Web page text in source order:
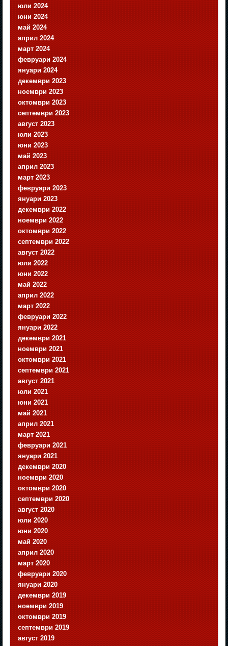
юли 2024
юни 2024
май 2024
април 2024
март 2024
февруари 2024
януари 2024
декември 2023
ноември 2023
октомври 2023
септември 2023
август 2023
юли 2023
юни 2023
май 2023
април 2023
март 2023
февруари 2023
януари 2023
декември 2022
ноември 2022
октомври 2022
септември 2022
август 2022
юли 2022
юни 2022
май 2022
април 2022
март 2022
февруари 2022
януари 2022
декември 2021
ноември 2021
октомври 2021
септември 2021
август 2021
юли 2021
юни 2021
май 2021
април 2021
март 2021
февруари 2021
януари 2021
декември 2020
ноември 2020
октомври 2020
септември 2020
август 2020
юли 2020
юни 2020
май 2020
април 2020
март 2020
февруари 2020
януари 2020
декември 2019
ноември 2019
октомври 2019
септември 2019
август 2019